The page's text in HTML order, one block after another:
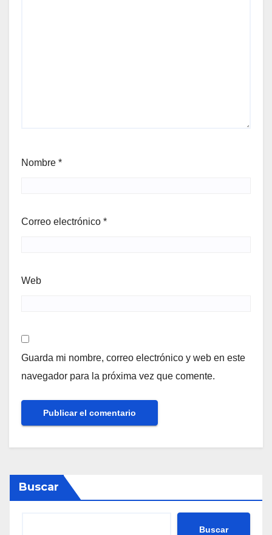
Nombre *
Correo electrónico *
Web
Guarda mi nombre, correo electrónico y web en este
navegador para la próxima vez que comente.
Buscar
Buscar